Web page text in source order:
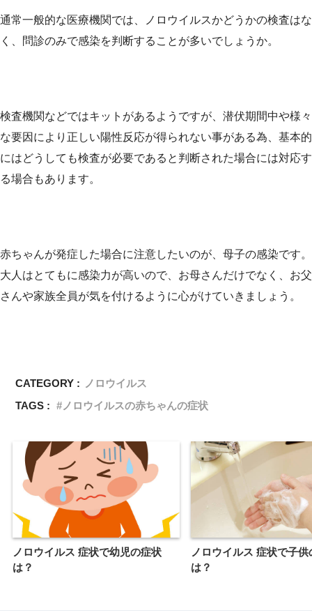
通常一般的な医療機関では、ノロウイルスかどうかの検査はな
く、問診のみで感染を判断することが多いでしょうか。
検査機関などではキットがあるようですが、潜伏期間中や様々
な要因により正しい陽性反応が得られない事がある為、基本的
にはどうしても検査が必要であると判断された場合には対応す
る場合もあります。
赤ちゃんが発症した場合に注意したいのが、母子の感染です。
大人はとてもに感染力が高いので、お母さんだけでなく、お父
さんや家族全員が気を付けるように心がけていきましょう。
CATEGORY :
ノロウイルス
TAGS :
ノロウイルスの赤ちゃんの症状
ノロウイルス 症状で幼児の症状
は？
ノロウイルス 症状で子供
は？